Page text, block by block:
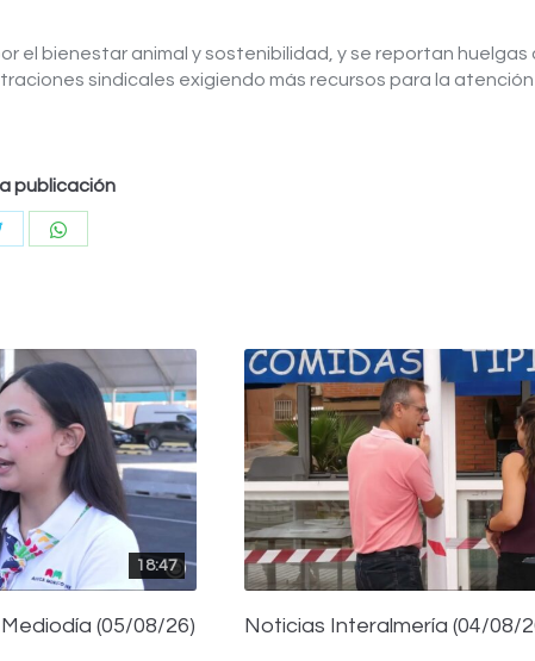
el bienestar animal y sostenibilidad, y se reportan huelgas
sindicales exigiendo más recursos para la atención
publicación
Compartir
18:47
(05/08/26) Noticias Interalmería (04/08/